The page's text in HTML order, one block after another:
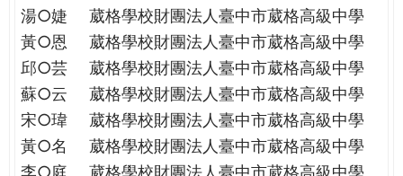
湯○婕
葳格學校財團法人臺中市葳格高級中學
黃○恩
葳格學校財團法人臺中市葳格高級中學
邱○芸
葳格學校財團法人臺中市葳格高級中學
蘇○云
葳格學校財團法人臺中市葳格高級中學
宋○瑋
葳格學校財團法人臺中市葳格高級中學
黃○名
葳格學校財團法人臺中市葳格高級中學
李○庭
葳格學校財團法人臺中市葳格高級中學